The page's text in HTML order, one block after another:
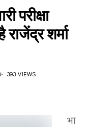
परीक्षा
राजेंद्र शर्मा
393 VIEWS
भा